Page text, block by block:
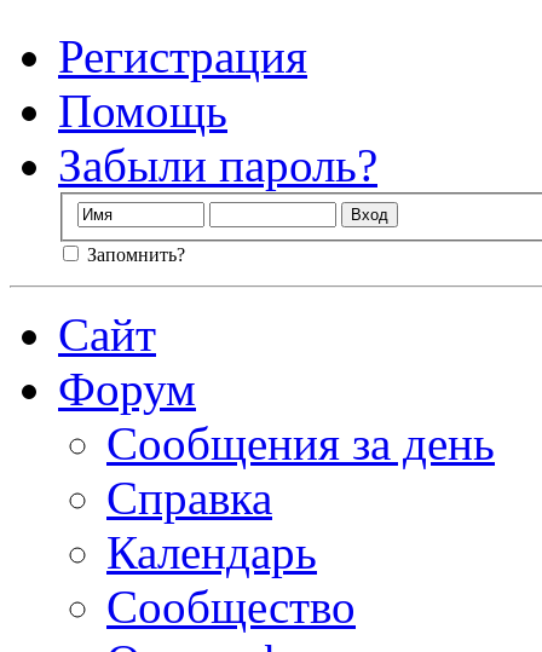
Регистрация
Помощь
Забыли пароль?
Запомнить?
Сайт
Форум
Сообщения за день
Справка
Календарь
Сообщество